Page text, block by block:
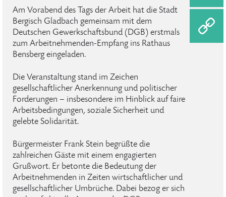
Am Vorabend des Tags der Arbeit hat die Stadt
Bergisch Gladbach gemeinsam mit dem
Deutschen Gewerkschaftsbund (DGB) erstmals
zum Arbeitnehmenden-Empfang ins Rathaus
Bensberg eingeladen.
Die Veranstaltung stand im Zeichen
gesellschaftlicher Anerkennung und politischer
Forderungen – insbesondere im Hinblick auf faire
Arbeitsbedingungen, soziale Sicherheit und
gelebte Solidarität.
Bürgermeister Frank Stein begrüßte die
zahlreichen Gäste mit einem engagierten
Grußwort. Er betonte die Bedeutung der
Arbeitnehmenden in Zeiten wirtschaftlicher und
gesellschaftlicher Umbrüche. Dabei bezog er sich